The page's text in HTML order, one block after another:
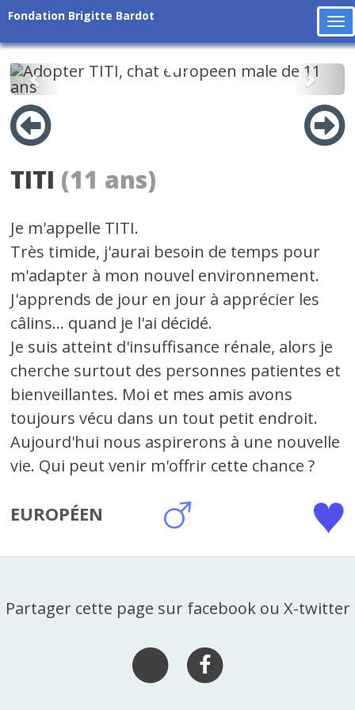
Fondation Brigitte Bardot
Précédent
TITI (11 ans)
Je m'appelle TITI.
Très timide, j'aurai besoin de temps pour
m'adapter à mon nouvel environnement.
J'apprends de jour en jour à apprécier les
câlins... quand je l'ai décidé.
Je suis atteint d'insuffisance rénale, alors je
cherche surtout des personnes patientes et
bienveillantes. Moi et mes amis avons
toujours vécu dans un tout petit endroit.
Aujourd'hui nous aspirerons à une nouvelle
vie. Qui peut venir m'offrir cette chance ?
EUROPÉEN
Partager cette page sur facebook ou X-twitter